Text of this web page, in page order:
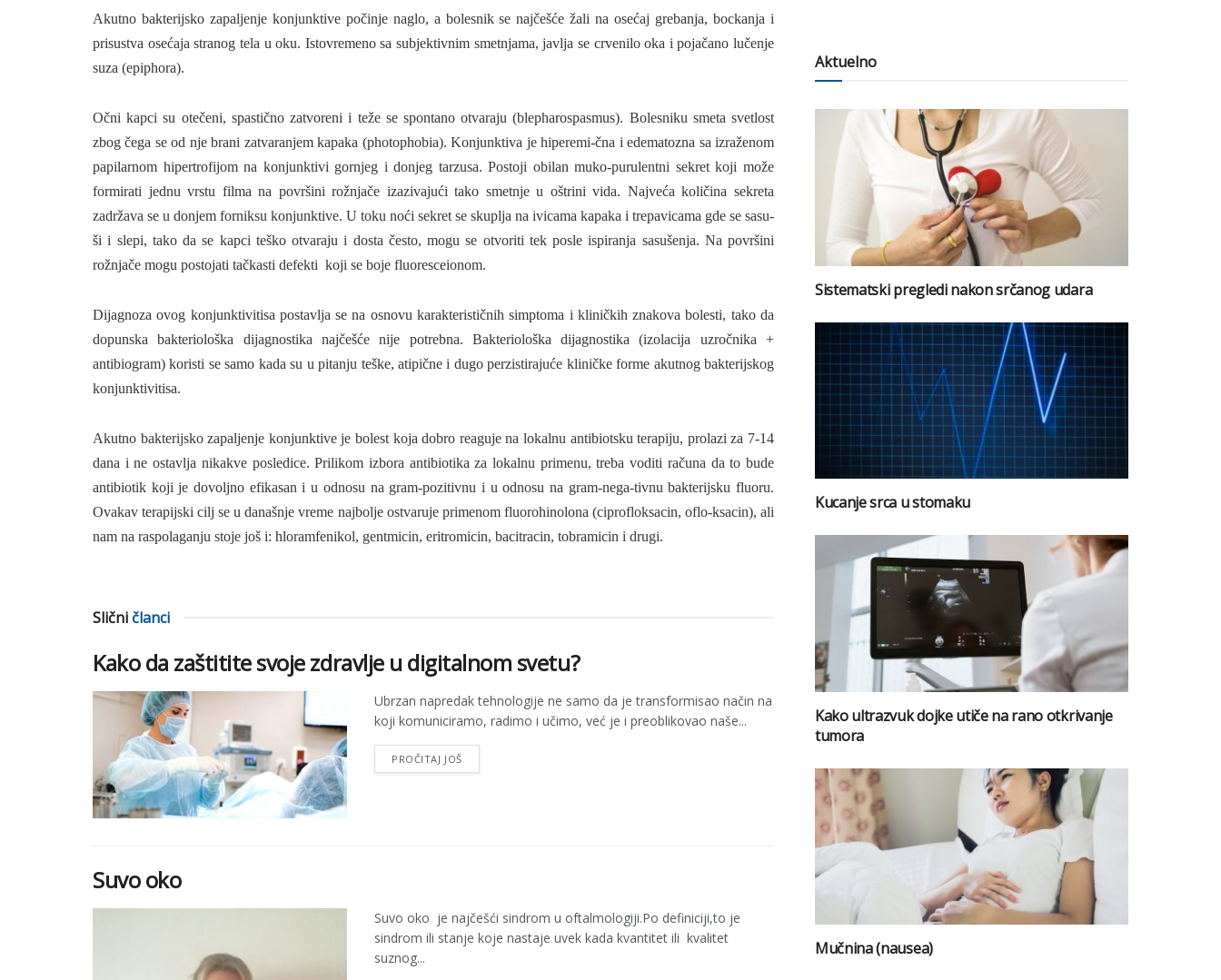
Akutno bakterijsko zapaljenje konjunktive počinje naglo, a bolesnik se najčešće žali na osećaj grebanja, bockanja i
prisustva osećaja stranog tela u oku. Istovremeno sa subjektivnim smetnja­ma, javlja se crvenilo oka i pojačano lučenje
suza (epiphora).
Očni kapci su otečeni, spastično zatvoreni i teže se spontano otvaraju (blepharospasmus). Bolesniku smeta svetlost
zbog čega se od nje brani zatvaranjem kapaka (photophobia). Konjunktiva je hiperemi-čna i edematozna sa izraženom
papilarnom hiper­trofijom na konjunktivi gornjeg i donjeg tarzusa. Postoji obilan muko-purulentni sekret koji može
formirati jednu vrstu filma na površini rožnjače izazivajući tako smetnje u oštrini vida. Najveća količina sekreta
zadržava se u donjem forniksu konjunktive. U toku noći sekret se sku­plja na ivicama kapaka i trepavicama gde se sasu-
ši i slepi, tako da se kapci teško otvaraju i dosta često, mogu se otvoriti tek posle ispiranja sasušenja. Na površini
rožnjače mogu postojati tačkasti defekti koji se boje fluoresceionom.
Dijagnoza ovog konjunktivitisa postavlja se na osnovu karakte­rističnih simptoma i kliničkih znakova bolesti, tako da
dopunska bakteriološka dijagnostika najčešće nije potrebna. Bakteriološka dijagnostika (izolacija uzročnika +
antibiogram) koristi se samo kada su u pitanju teške, atipične i dugo perzistirajuće kliničke forme akutnog bakterijskog
konjunktivitisa.
Akutno bakterijsko zapaljenje konjunktive je bolest koja dobro reaguje na lokalnu antibiotsku terapiju, prolazi za 7-14
dana i ne ostavlja nikakve posledice. Prilikom izbora antibiotika za lokalnu primenu, treba voditi računa da to bude
antibiotik koji je dovoljno efikasan i u odnosu na gram-pozitivnu i u odnosu na gram-nega-tivnu bakterijsku fluoru.
Ovakav terapijski cilj se u današnje vreme najbolje ostvaruje primenom fluorohinolona (ciprofloksacin, oflo-ksacin), ali
nam na raspolaganju stoje još i: hloramfenikol, gentmicin, eritromicin, bacitracin, tobramicin i drugi.
Slični članci
Kako da zaštitite svoje zdravlje u digitalnom svetu?
Ubrzan napredak tehnologije ne samo da je transformisao način na
koji komuniciramo, radimo i učimo, već je i preoblikovao naše...
PROČITAJ JOŠ
Suvo oko
Suvo oko je najčešći sindrom u oftalmologiji.Po definiciji,to je
sindrom ili stanje koje nastaje uvek kada kvantitet ili kvalitet
suznog...
Aktuelno
Sistematski pregledi nakon srčanog udara
Kucanje srca u stomaku
Kako ultrazvuk dojke utiče na rano otkrivanje
tumora
Mučnina (nausea)